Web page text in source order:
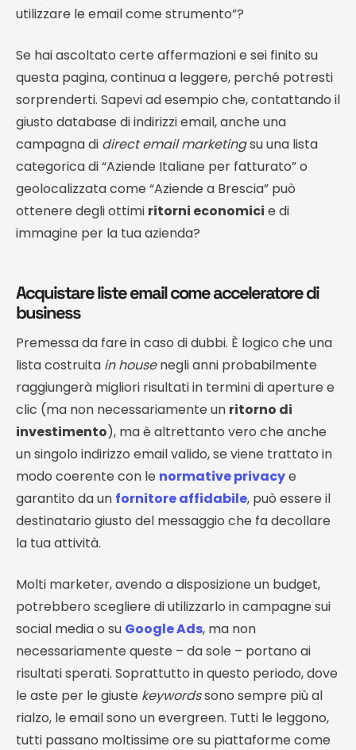
utilizzare le email come strumento”?
Se hai ascoltato certe affermazioni e sei finito su
questa pagina, continua a leggere, perché potresti
sorprenderti. Sapevi ad esempio che, contattando il
giusto database di indirizzi email, anche una
campagna di direct email marketingsu una lista
categorica di “Aziende Italiane per fatturato” o
geolocalizzata come “Aziende a Brescia” può
ottenere degli ottimi ritorni economici e di
immagine per la tua azienda?
Acquistare liste email come acceleratore di
business
Premessa da fare in caso di dubbi. È logico che una
lista costruita in housenegli anni probabilmente
raggiungerà migliori risultati in termini di aperture e
clic (ma non necessariamente un ritorno di
investimento), ma è altrettanto vero che anche
un singolo indirizzo email valido, se viene trattato in
modo coerente con le normative privacye
garantito da un fornitore affidabile, può essere il
destinatario giusto del messaggio che fa decollare
la tua attività.
Molti marketer, avendo a disposizione un budget,
potrebbero scegliere di utilizzarlo in campagne sui
social media o su Google Ads, ma non
necessariamente queste – da sole – portano ai
risultati sperati. Soprattutto in questo periodo, dove
le aste per le giuste keywordssono sempre più al
rialzo, le email sono un evergreen. Tutti le leggono,
tutti passano moltissime ore su piattaforme come